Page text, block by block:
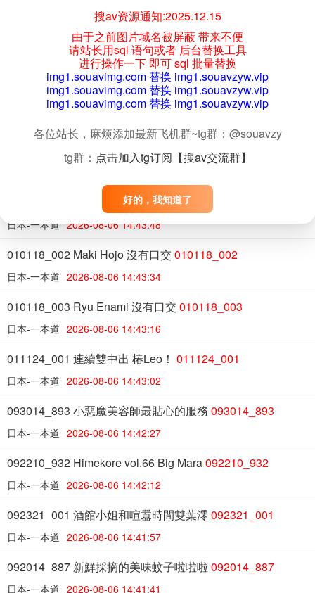
020223_001 一位護士在護士呼叫中用即時規模和生松鼠提
供最好的護理020223_001
2026-08-06 14:44:39
011923_001 與超級巨乳婆婆一起洗澡做愛011923_001
010524_001 完美的乳房 010524_001
010118_001 Rie Misaki 沒有口交010118_001
日本-一本道 2026-08-06 14:43:48
010118_002 Maki Hojo 沒有口交 010118_002
日本-一本道 2026-08-06 14:43:34
010118_003 Ryu Enami 沒有口交 010118_003
日本-一本道 2026-08-06 14:43:16
011124_001 連續雙中出 椿Leo！ 011124_001
日本-一本道 2026-08-06 14:43:02
093014_893 小惡魔美容師最貼心的服務 093014_893
日本-一本道 2026-08-06 14:42:27
092210_932 Himekore vol.66 Big Mara092210_932
日本-一本道 2026-08-06 14:42:12
092321_001 酒館小姐和喧囂時間雙葉澪 092321_001
日本-一本道 2026-08-06 14:41:57
092014_887 新鮮採摘的美味蚊子啦啦啦 092014_887
日本-一本道 2026-08-06 14:41:41
搜av资源通知:2025.12.15
由于之前图片域名被屏蔽 带来不便
请站长用sql 语句或者 后台替换工具
进行操作一下 即可 sql 批量替换
img1.souavimg.com 替换 img1.souavzyw.vip
img1.souavimg.com 替换 img1.souavzyw.vip
img1.souavimg.com 替换 img1.souavzyw.vip
各位站长，麻烦添加最新飞机群~tg群：@souavzy
tg群： 点击加入tg订阅【搜av交流群】
好的，我知道了